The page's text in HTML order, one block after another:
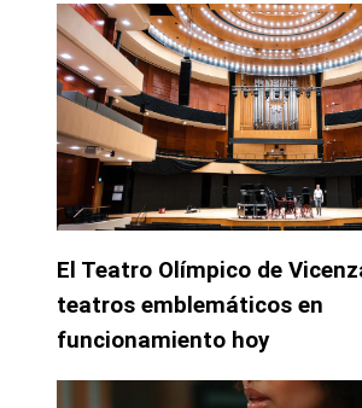
El Teatro Olímpico de
teatros emblemáticos en
funcionamiento hoy